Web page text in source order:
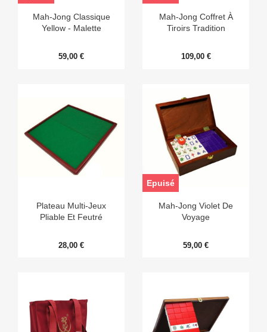
Mah-Jong Classique
Yellow - Malette
59,00 €
Mah-Jong Coffret À
Tiroirs Tradition
109,00 €
Plateau Multi-Jeux
Pliable Et Feutré
28,00 €
Mah-Jong Violet De
Voyage
59,00 €
Epuisé